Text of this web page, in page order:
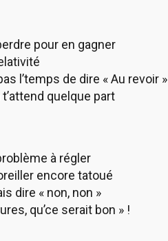
pour en gagner
l’temps de dire « Au revoir »
t’attend quelque part
à régler
encore tatoué
dire « non, non »
qu’ce serait bon » !